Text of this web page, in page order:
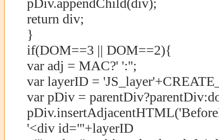
pDiv.appendChild(div);
return div;
}
if(DOM==3 || DOM==2){
var adj = MAC?' ':'';
var layerID =
var pDiv =
'<div id="'+layerID